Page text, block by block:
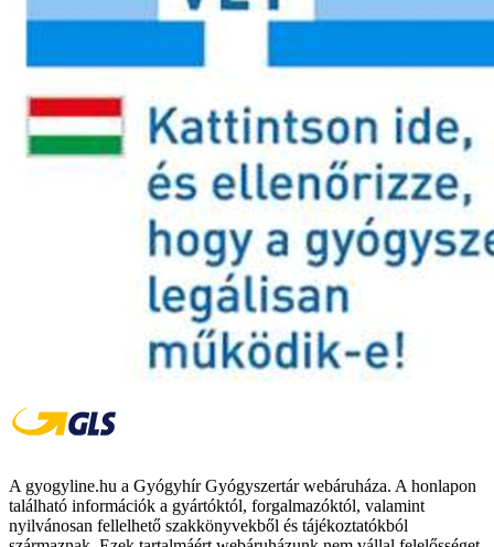
A gyogyline.hu a Gyógyhír Gyógyszertár webáruháza. A honlapon
található információk a gyártóktól, forgalmazóktól, valamint
nyilvánosan fellelhető szakkönyvekből és tájékoztatókból